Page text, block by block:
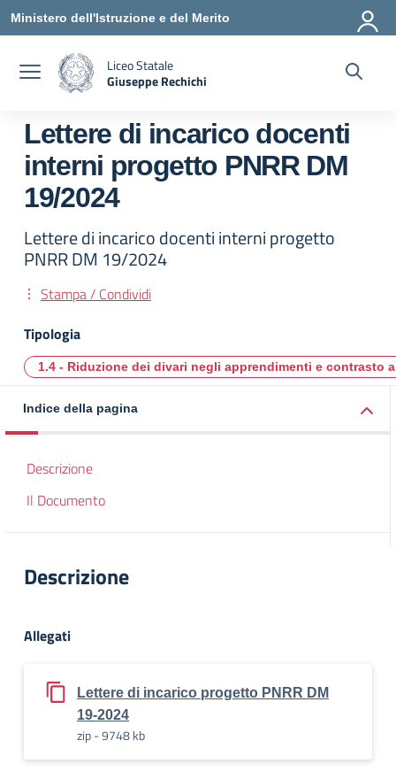
Vai ai contenuti
Vai al menu di navigazione
Vai al footer
Ministero dell'Istruzione e del Merito
Liceo Statale
Giuseppe Rechichi
Lettere di incarico docenti
interni progetto PNRR DM
19/2024
Lettere di incarico docenti interni progetto
PNRR DM 19/2024
Stampa / Condividi
Tipologia
1.4 - Riduzione dei divari negli apprendimenti e contrasto
Indice della pagina
Descrizione
Il Documento
Descrizione
Allegati
Lettere di incarico progetto PNRR DM
19-2024
zip - 9748 kb